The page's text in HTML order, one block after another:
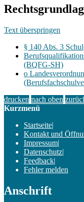
Text überspringen
§ 140 Abs. 3
(BQFG-SH)
o
drucken nach oben
Kurzmenü
Startseite|
Kontakt und
Impressum|
Datenschutz|
Feedback|
Fehler melden
Anschrift